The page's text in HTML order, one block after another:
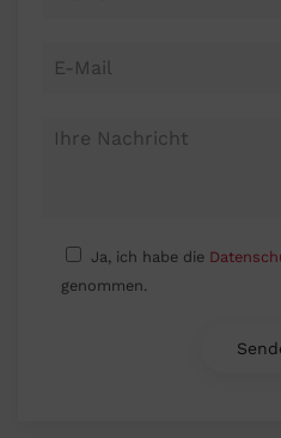
Ja, ich habe die
genommen.